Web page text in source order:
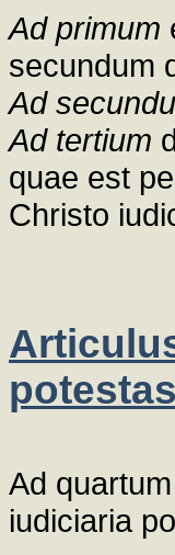
Ad primum
secundum
Ad
Ad tertium
quae est
Christo
Ad
iudiciaria